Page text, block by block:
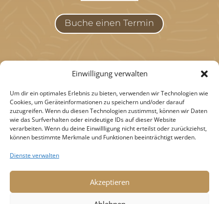
Einwilligung verwalten
Um dir ein optimales Erlebnis zu bieten, verwenden wir Technologien wie
Cookies, um Geräteinformationen zu speichern und/oder darauf
zuzugreifen. Wenn du diesen Technologien zustimmst, können wir Daten
wie das Surfverhalten oder eindeutige IDs auf dieser Website
verarbeiten. Wenn du deine Einwillligung nicht erteilst oder zurückziehst,
können bestimmte Merkmale und Funktionen beeinträchtigt werden.
Dienste verwalten
Akzeptieren
Buche einen Termin
HOME
SCHULUNGEN
DAUERHAFTE HAARENTFERNUNG
GESICHTSBEHANDLUNGEN
BLOG
KONTAKT
IMPRESSUM